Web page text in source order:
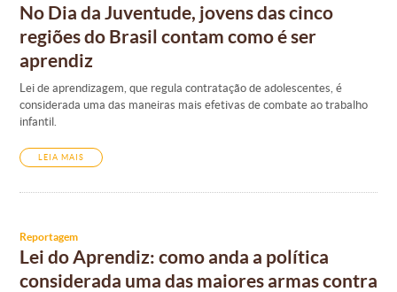
No Dia da Juventude, jovens das cinco
regiões do Brasil contam como é ser
aprendiz
Lei de aprendizagem, que regula contratação de adolescentes, é
considerada uma das maneiras mais efetivas de combate ao trabalho
infantil.
LEIA MAIS
Reportagem
Lei do Aprendiz: como anda a política
considerada uma das maiores armas contra